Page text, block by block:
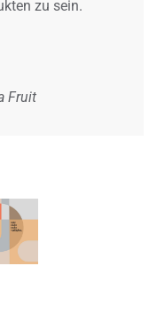
zu sein.
Fruit